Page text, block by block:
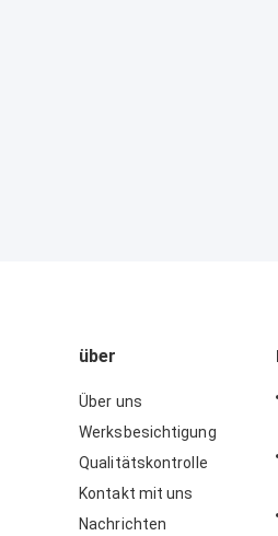
über
Über uns
Werksbesichtigung
Qualitätskontrolle
Kontakt mit uns
Nachrichten